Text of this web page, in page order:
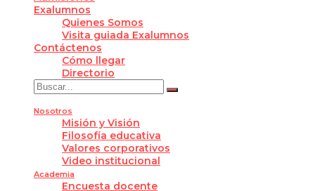
Exalumnos
Quienes Somos
Visita guiada Exalumnos
Contáctenos
Cómo llegar
Directorio
Nosotros
Misión y Visión
Filosofía educativa
Valores corporativos
Video institucional
Academia
Encuesta docente